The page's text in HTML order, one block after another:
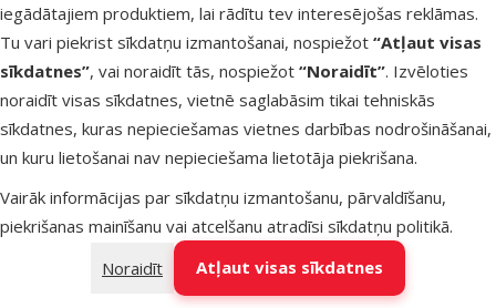
iegādātajiem produktiem, lai rādītu tev interesējošas reklāmas.
Tu vari piekrist sīkdatņu izmantošanai, nospiežot “Atļaut visas
sīkdatnes”, vai noraidīt tās, nospiežot “Noraidīt”. Izvēloties
noraidīt visas sīkdatnes, vietnē saglabāsim tikai tehniskās
sīkdatnes, kuras nepieciešamas vietnes darbības nodrošināšanai,
un kuru lietošanai nav nepieciešama lietotāja piekrišana.
Vairāk informācijas par sīkdatņu izmantošanu, pārvaldīšanu,
piekrišanas mainīšanu vai atcelšanu atradīsi sīkdatņu politikā.
Noraidīt
Atļaut visas sīkdatnes
Rotaļu laukums
grauzējiem –
Pawise
Hamster Play
Pen
Atsauksmes 0%
Oriģinālā cena
16,99 €
Cena
12,74 €
Atlaide
-25 %